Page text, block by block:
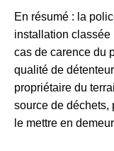
En résumé : la
installation classée
cas de carence du
qualité de
propriétaire du
source de déchets,
le mettre en